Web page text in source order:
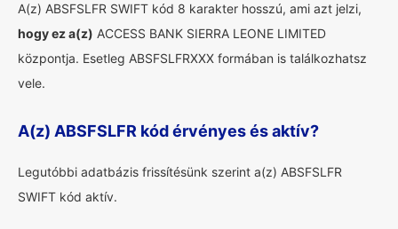
A(z) ABSFSLFR SWIFT kód 8 karakter hosszú, ami azt jelzi,
hogy ez a(z) ACCESS BANK SIERRA LEONE LIMITED
központja. Esetleg ABSFSLFRXXX formában is találkozhatsz
vele.
A(z) ABSFSLFR kód érvényes és aktív?
Legutóbbi adatbázis frissítésünk szerint a(z) ABSFSLFR
SWIFT kód aktív.